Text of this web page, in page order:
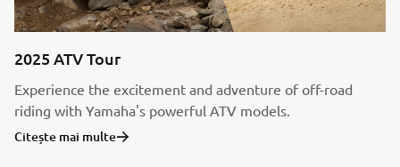
2025 ATV Tour
Experience the excitement and adventure of off-road
riding with Yamaha's powerful ATV models.
Citește mai multe